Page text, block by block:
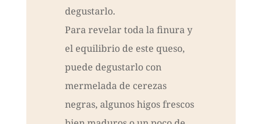
degustarlo.
Para revelar toda la finura y
el equilibrio de este queso,
puede degustarlo con
mermelada de cerezas
negras, algunos higos frescos